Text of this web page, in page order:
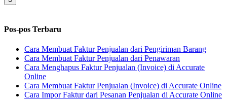
Pos-pos Terbaru
Cara Membuat Faktur Penjualan dari Pengiriman Barang
Cara Membuat Faktur Penjualan dari Penawaran
Cara Menghapus Faktur Penjualan (Invoice) di Accurate
Online
Cara Membuat Faktur Penjualan (Invoice) di Accurate Online
Cara Impor Faktur dari Pesanan Penjualan di Accurate Online